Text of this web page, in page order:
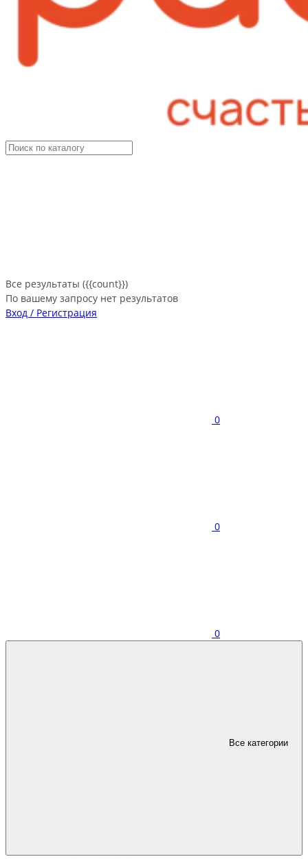
Все результаты ({{count}})
По вашему запросу нет результатов
Вход / Регистрация
0
0
0
Все категории